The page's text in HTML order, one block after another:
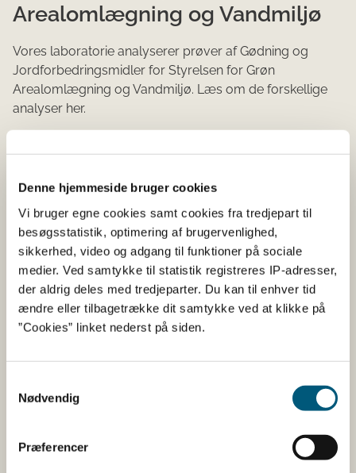
Denne hjemmeside bruger cookies
Vi bruger egne cookies samt cookies fra tredjepart til
besøgsstatistik, optimering af brugervenlighed,
sikkerhed, video og adgang til funktioner på sociale
medier. Ved samtykke til statistik registreres IP-adresser,
der aldrig deles med tredjeparter. Du kan til enhver tid
ændre eller tilbagetrække dit samtykke ved at klikke på
”Cookies” linket nederst på siden.
Nødvendig
Præferencer
Arealomlægning og Vandmiljø
Vores laboratorie analyserer prøver af Gødning og
Jordforbedringsmidler for Styrelsen for Grøn
Arealomlægning og Vandmiljø. Læs om de forskellige
analyser her.
Analyser af gødning og
jordforbedringsmidler
Vores laboratorium udfører myndighedsbaseret
kontrolanalyser af gødning og jordforbedringsmidler for
Styrelsen for Grøn Arealomlægning og Vandmiljø.
Vores laboratorium er veludstyret med moderne
apparatur indenfor diverse analyseområder.
Laboratoriet er kvalitetsstyret og analyserne er DANAK
mineralske og organiske gødninger (granuleret) og
flydende gødninger. Gødningsstoffer indeholder en del %